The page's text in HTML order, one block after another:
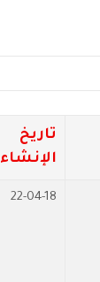
تاريخ
الإنشاء
22-04-18